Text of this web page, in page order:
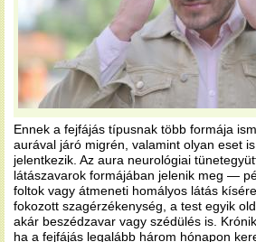
Ennek a fejfájás típusnak több formája
aurával járó migrén, valamint olyan eset
jelentkezik. Az aura neurológiai
látászavarok formájában jelenik meg —
foltok vagy átmeneti homályos látás
fokozott szagérzékenység, a test egyik
akár beszédzavar vagy szédülés is.
ha a fejfájás legalább három hónapon